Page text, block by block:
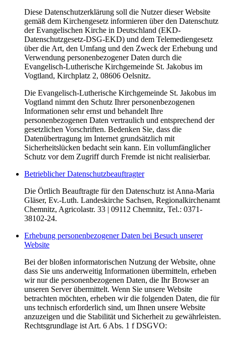
Diese Datenschutzerklärung soll die Nutzer dieser Website
gemäß dem Kirchengesetz informieren über den Datenschutz
der Evangelischen Kirche in Deutschland (EKD-
Datenschutzgesetz-DSG-EKD) und dem Telemediengesetz
über die Art, den Umfang und den Zweck der Erhebung und
Verwendung personenbezogener Daten durch die
Evangelisch-Lutherische Kirchgemeinde St. Jakobus im
Vogtland, Kirchplatz 2, 08606 Oelsnitz.
Die Evangelisch-Lutherische Kirchgemeinde St. Jakobus im
Vogtland nimmt den Schutz Ihrer personenbezogenen
Informationen sehr ernst und behandelt Ihre
personenbezogenen Daten vertraulich und entsprechend der
gesetzlichen Vorschriften. Bedenken Sie, dass die
Datenübertragung im Internet grundsätzlich mit
Sicherheitslücken bedacht sein kann. Ein vollumfänglicher
Schutz vor dem Zugriff durch Fremde ist nicht realisierbar.
Betrieblicher Datenschutzbeauftragter
Die Örtlich Beauftragte für den Datenschutz ist Anna-Maria
Gläser, Ev.-Luth. Landeskirche Sachsen, Regionalkirchenamt
Chemnitz, Agricolastr. 33 | 09112 Chemnitz, Tel.: 0371-
38102-24.
Erhebung personenbezogener Daten bei Besuch unserer
Website
Bei der bloßen informatorischen Nutzung der Website, ohne
dass Sie uns anderweitig Informationen übermitteln, erheben
wir nur die personenbezogenen Daten, die Ihr Browser an
unseren Server übermittelt. Wenn Sie unsere Website
betrachten möchten, erheben wir die folgenden Daten, die für
uns technisch erforderlich sind, um Ihnen unsere Website
anzuzeigen und die Stabilität und Sicherheit zu gewährleisten.
Rechtsgrundlage ist Art. 6 Abs. 1 f DSGVO: